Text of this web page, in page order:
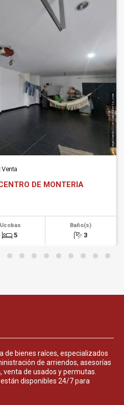
Venta
DE MONTERÍA
5
Baño(s)
3
de bienes raíces, especializados
de arriendos, asesorías
venta de usados y permutas.
disponibles 24/7 para